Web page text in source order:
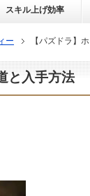
スキル上げ効率
ー 【パズドラ】
と入手方法